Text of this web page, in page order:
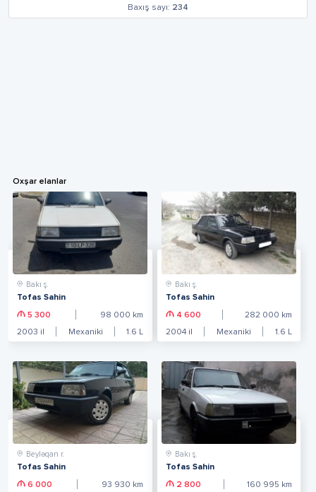
Baxış sayı: 234
Oxşar elanlar
Bakı ş.
Tofas Sahin
5 300 98 000 km
2003 il Mexaniki 1.6 L
Bakı ş.
Tofas Sahin
4 600 282 000 km
2004il Mexaniki 1.6 L
Beyləqan r.
Tofas Sahin
6 000 93 930 km
Bakı ş.
Tofas Sahin
2 800 160 995 km